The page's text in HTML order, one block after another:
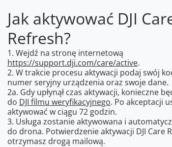
Jak aktywować DJI
Refresh?
1. Wejdź na stronę internetową
https://support.dji.com/care/active.
2. W trakcie procesu aktywacji podaj swój
numer seryjny urządzenia oraz swoje dane.
2a. Gdy upłynął czas aktywacji, konieczne
do DJI filmu weryfikacyjnego. Po akceptacji
aktywować w ciągu 72 godzin.
3. Usługa zostanie aktywowana i
do drona. Potwierdzenie aktywacji DJI Care
otrzymasz drogą mailową.